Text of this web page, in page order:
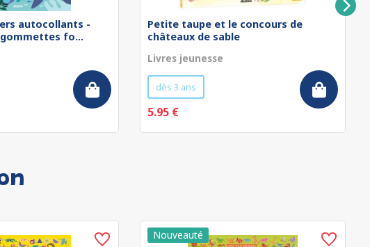
autocollants -
gommettes fo...
Petite taupe et le concours de
châteaux de sable
Livres jeunesse
dès 3 ans
5.95 €